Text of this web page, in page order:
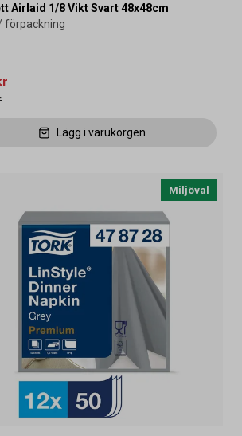
Airlaid 1/8 Vikt Svart 48x48cm
förpackning
Lägg i varukorgen
Miljöval